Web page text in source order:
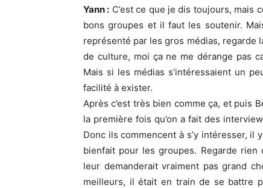
Yann : C’est ce que je dis toujours, mais
bons groupes et il faut les soutenir.
représenté par les gros médias, regarde
de culture, moi ça ne me dérange pas
Mais si les médias s’intéressaient un
facilité à exister.
Après c’est très bien comme ça, et puis
la première fois qu’on a fait des
Donc ils commencent à s’y intéresser,
bienfait pour les groupes. Regarde rien
leur demanderait vraiment pas grand
meilleurs, il était en train de se battre